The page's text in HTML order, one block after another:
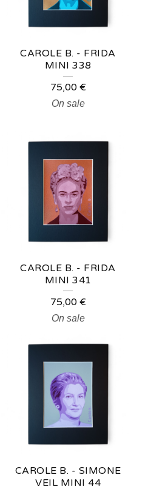
CAROLE B. - FRIDA
MINI 338
75,00 €
On sale
CAROLE B. - FRIDA
MINI 341
75,00 €
On sale
CAROLE B. - SIMONE
VEIL MINI 44